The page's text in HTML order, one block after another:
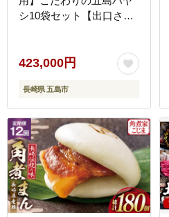
シ10袋セット【出口さん
423,000円
長崎県 五島市